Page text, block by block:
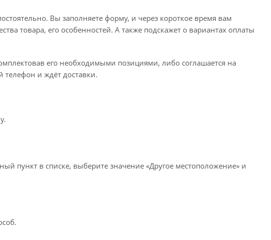
Вы заполняете форму, и через короткое время вам
товара, его особенностей. А также подскажет о вариантах оплаты
его необходимыми позициями, либо соглашается на
и ждёт доставки.
пункт в списке, выберите значение «Другое местоположение» и